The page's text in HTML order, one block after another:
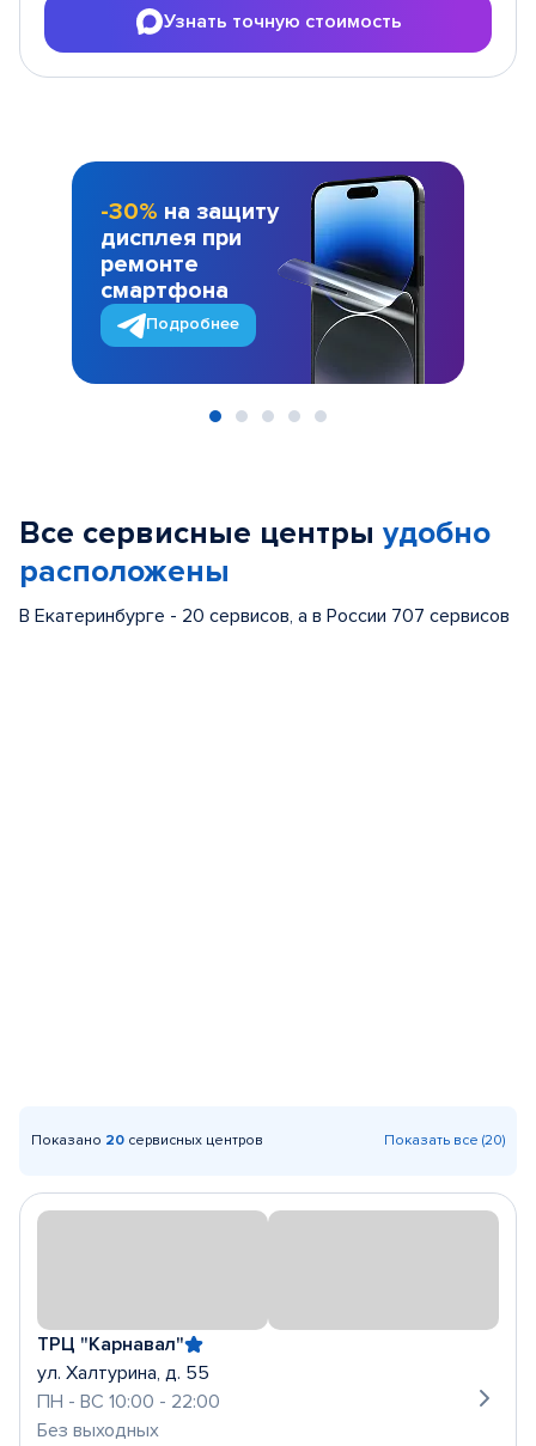
Узнать точную стоимость
-30% на защиту
дисплея при
ремонте
смартфона
Подробнее
Все сервисные центры удобно
расположены
В Екатеринбурге - 20 сервисов, а в России 707 сервисов
Показано 20 сервисных центров Показать все (20)
ТРЦ "Карнавал"
ул. Халтурина, д. 55
ПН - ВС 10:00 - 22:00
Без выходных